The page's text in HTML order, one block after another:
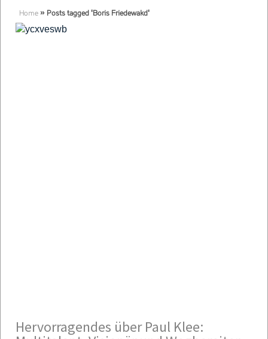
Home » Posts tagged 'Boris Friedewakd'
Hervorragendes über Paul Klee: